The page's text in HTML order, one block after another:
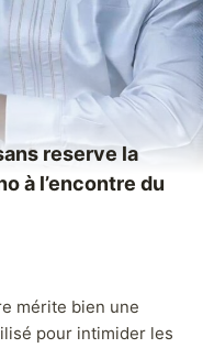
reserve la
à l’encontre du
mérite bien une
pour intimider les